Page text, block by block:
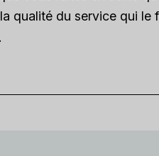
qualité du service qui le